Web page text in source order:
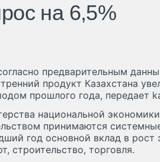
на 6,5%
предварительным
продукт Казахстана
прошлого года, передает
национальной
принимаются
год основной вклад в рост
строительство, торговля.